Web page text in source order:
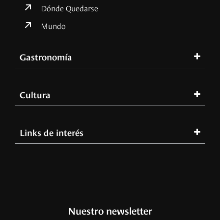
Dónde Quedarse
Mundo
Gastronomía
Cultura
Links de interés
Nuestro newsletter